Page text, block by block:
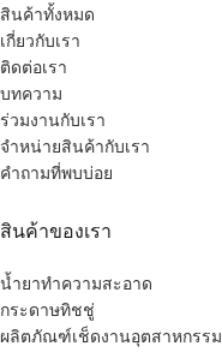
สินค้าทั้งหมด
เกี่ยวกับเรา
ติดต่อเรา
บทความ
ร่วมงานกับเรา
จำหน่ายสินค้ากับเรา
คำถามที่พบบ่อย
สินค้าของเรา
น้ำยาทำความสะอาด
กระดาษทิชชู่
ผลิตภัณฑ์เช็ดงานอุตสาหกรรม